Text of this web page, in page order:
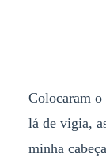
Colocaram
lá de vigia,
minha